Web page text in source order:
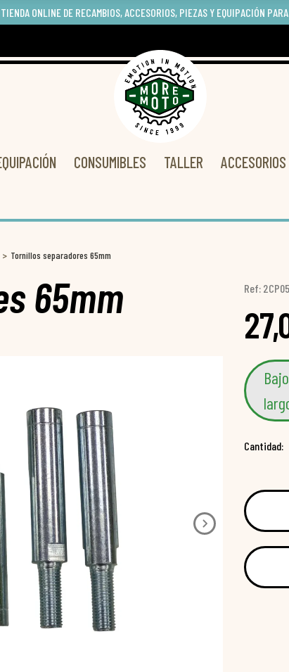
ONLINE DE RECAMBIOS, ACCESORIOS, PIEZAS Y EQUIPACIÓN
CONSUMIBLES TALLER ACCESORIOS
Tornillos separadores 65mm
65mm Ref:
Cantidad: